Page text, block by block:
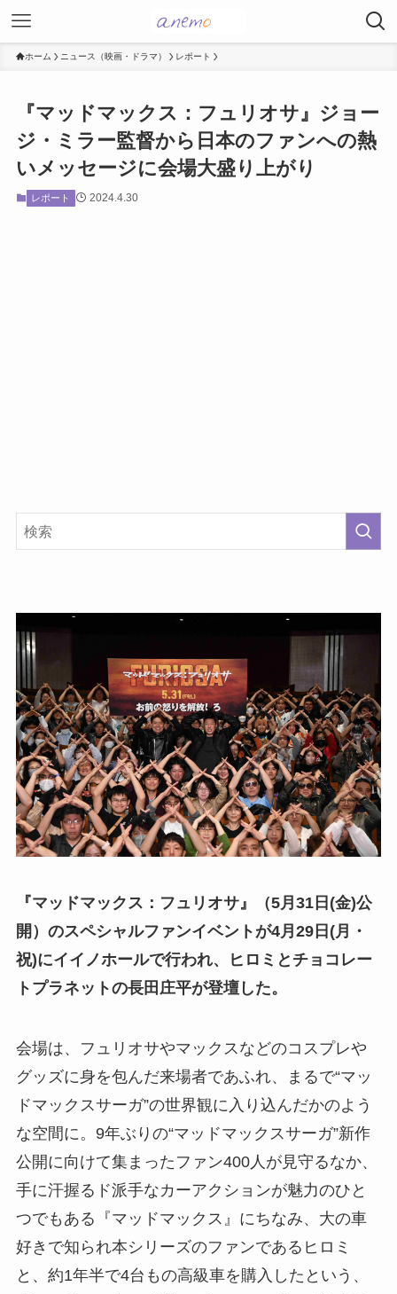
ホーム ニュース（映画・ドラマ） レポート
『マッドマックス：フュリオサ』ジョー
ジ・ミラー監督から日本のファンへの熱
いメッセージに会場大盛り上がり
レポート 2024.4.30
『マッドマックス：フュリオサ』（5月31日(金)公
開）のスペシャルファンイベントが4月29日(月・
祝)にイイノホールで行われ、ヒロミとチョコレー
トプラネットの長田庄平が登壇した。
会場は、フュリオサやマックスなどのコスプレや
グッズに身を包んだ来場者であふれ、まるで“マッ
ドマックスサーガ”の世界観に入り込んだかのよう
な空間に。9年ぶりの“マッドマックスサーガ”新作
公開に向けて集まったファン400人が見守るなか、
手に汗握るド派手なカーアクションが魅力のひと
つでもある『マッドマックス』にちなみ、大の車
好きで知られ本シリーズのファンであるヒロミ
と、約1年半で4台もの高級車を購入したという、